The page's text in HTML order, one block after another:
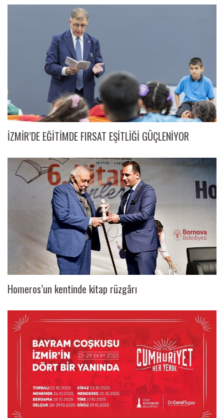
İZMİR’DE EĞİTİMDE FIRSAT EŞİTLİĞİ GÜÇLENİYOR
Homeros’un kentinde kitap rüzgârı